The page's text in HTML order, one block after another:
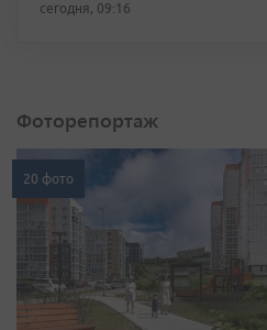
сегодня, 09:16
Фоторепортаж
20 фото